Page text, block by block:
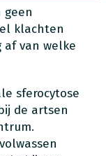
klachten
van welke
sferocytose
de artsen